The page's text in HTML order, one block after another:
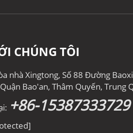
CHÚNG TÔI
nhà Xingtong, Số 88 Đường
Bao'an, Thâm Quyến, Trung
+86-15387333729